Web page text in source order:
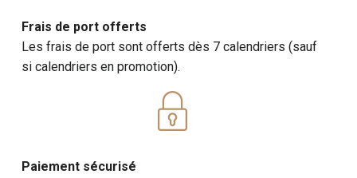
Frais de port offerts
Les frais de port sont offerts dès 7 calendriers (sauf
si calendriers en promotion).
Paiement sécurisé